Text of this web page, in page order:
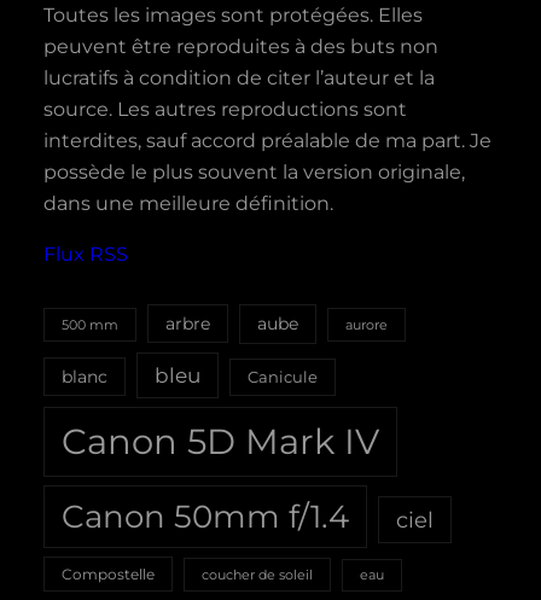
Toutes les images sont protégées. Elles
peuvent être reproduites à des buts non
lucratifs à condition de citer l’auteur et la
source. Les autres reproductions sont
interdites, sauf accord préalable de ma part. Je
possède le plus souvent la version originale,
dans une meilleure définition.
Flux RSS
500 mm arbre aube aurore
blanc bleu Canicule
Canon 5D Mark IV
Canon 50mm f/1.4 ciel
Compostelle coucher de soleil eau